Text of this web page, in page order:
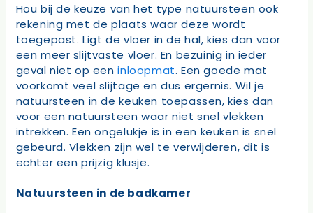
Hou bij de keuze van het type natuursteen ook
rekening met de plaats waar deze wordt
toegepast. Ligt de vloer in de hal, kies dan voor
een meer slijtvaste vloer. En bezuinig in ieder
geval niet op eeninloopmat. Een goede mat
voorkomt veel slijtage en dus ergernis. Wil je
natuursteen in de keuken toepassen, kies dan
voor een natuursteen waar niet snel vlekken
intrekken. Een ongelukje is in een keuken is snel
gebeurd. Vlekken zijn wel te verwijderen, dit is
echter een prijzig klusje.
Natuursteen in de badkamer